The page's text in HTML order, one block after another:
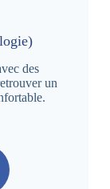
des
un